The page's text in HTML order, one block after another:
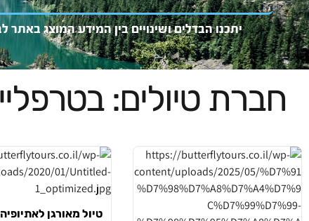
יתכנו הבדלים ושינויים בין המידע המוצג
חברת טיולים:
טיול מאורגן לאתיופיה